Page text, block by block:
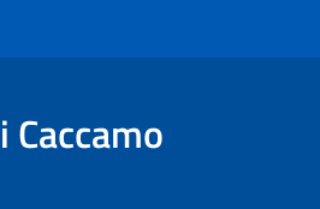
Caccamo